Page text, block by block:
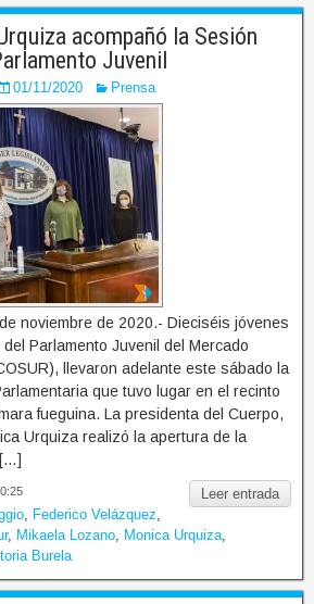
acompañó la Sesión
Juvenil
01/11/2020 Prensa
noviembre de 2020.- Dieciséis jóvenes
Parlamento Juvenil del Mercado
llevaron adelante este sábado la
que tuvo lugar en el recinto
fueguina. La presidenta del Cuerpo,
Urquiza realizó la apertura de la
Leer entrada
Federico Velázquez
, Mikaela Lozano Monica Urquiza
Burela